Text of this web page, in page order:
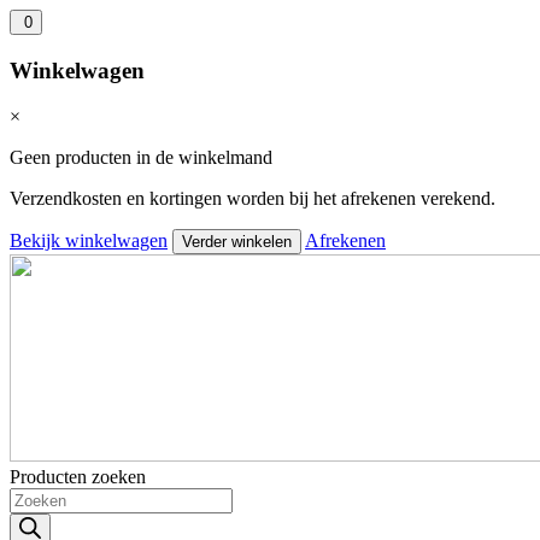
0
Winkelwagen
×
Geen producten in de winkelmand
Verzendkosten en kortingen worden bij het afrekenen verekend.
Bekijk winkelwagen Verder winkelen Afrekenen
Producten zoeken